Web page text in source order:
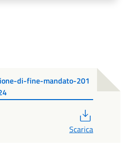
di-fine-mandato-201
Scarica